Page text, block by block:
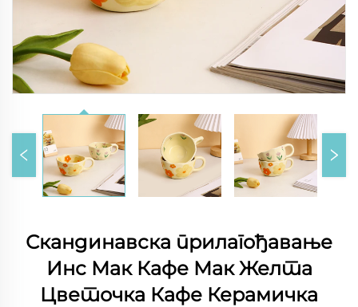
Скандинавска прилагођавање
Инс Мак Кафе Мак Желта
Цветочка Кафе Керамичка